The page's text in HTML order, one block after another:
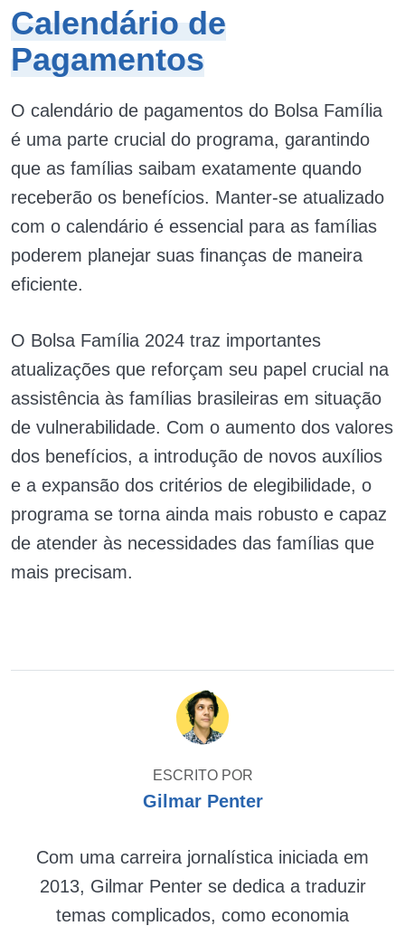
Calendário de
Pagamentos
O calendário de pagamentos do Bolsa Família
é uma parte crucial do programa, garantindo
que as famílias saibam exatamente quando
receberão os benefícios. Manter-se atualizado
com o calendário é essencial para as famílias
poderem planejar suas finanças de maneira
eficiente.
O Bolsa Família 2024 traz importantes
atualizações que reforçam seu papel crucial na
assistência às famílias brasileiras em situação
de vulnerabilidade. Com o aumento dos valores
dos benefícios, a introdução de novos auxílios
e a expansão dos critérios de elegibilidade, o
programa se torna ainda mais robusto e capaz
de atender às necessidades das famílias que
mais precisam.
ESCRITO POR
Gilmar Penter
Com uma carreira jornalística iniciada em
2013, Gilmar Penter se dedica a traduzir
temas complicados, como economia